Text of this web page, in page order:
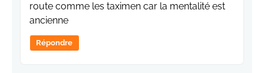
route comme les taximen car la mentalité est
ancienne
Répondre